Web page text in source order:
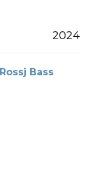
2024
Bass